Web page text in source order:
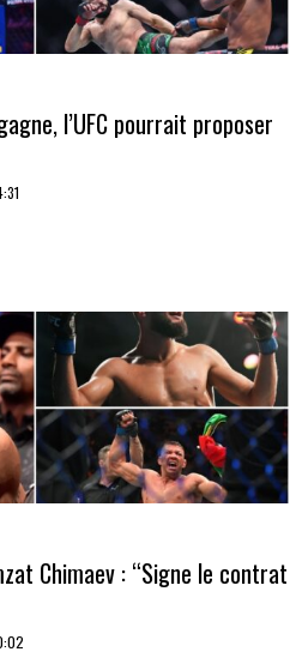
l’UFC pourrait proposer
Chimaev : “Signe le contrat